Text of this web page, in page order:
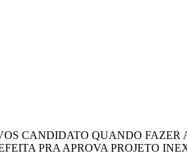
CANDIDATO QUANDO
PRA APROVA PROJETO